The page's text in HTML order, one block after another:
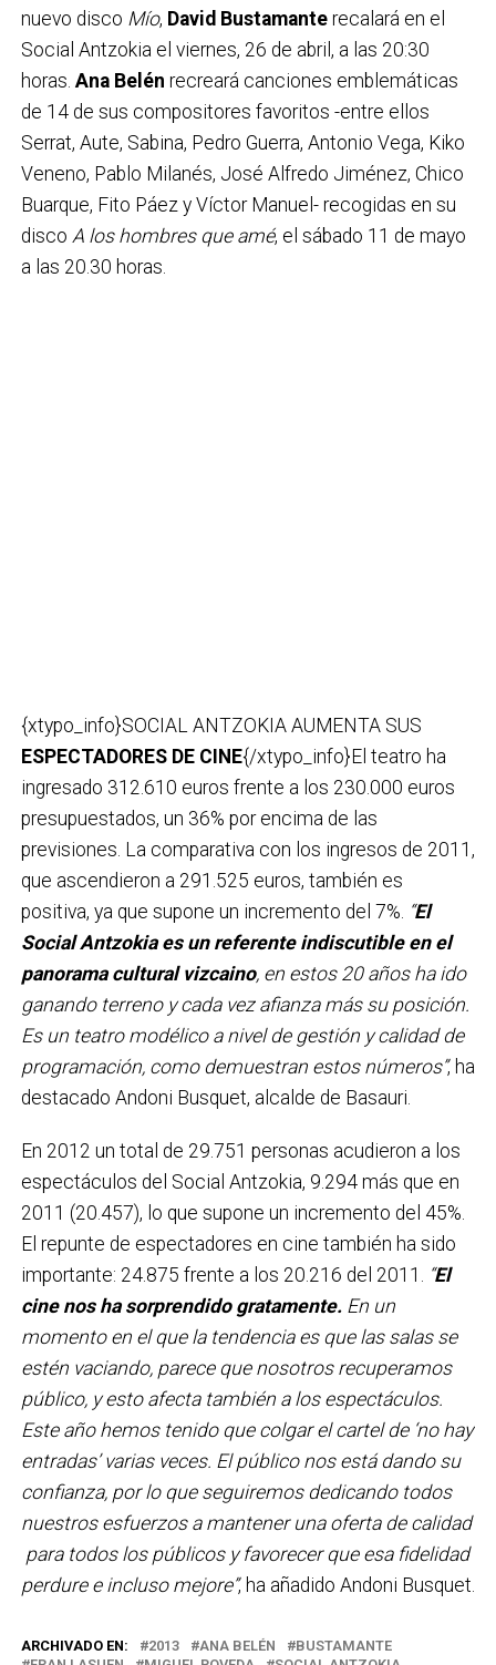
nuevo disco Mío, David Bustamanterecalará en el
Social Antzokia el viernes, 26 de abril, a las 20:30
horas. Ana Belén recreará canciones emblemáticas
de 14 de sus compositores favoritos -entre ellos
Serrat, Aute, Sabina, Pedro Guerra, Antonio Vega, Kiko
Veneno, Pablo Milanés, José Alfredo Jiménez, Chico
Buarque, Fito Páez y Víctor Manuel- recogidas en su
disco A los hombres que amé, el sábado 11 de mayo
a las 20.30 horas.
{xtypo_info}SOCIAL ANTZOKIA AUMENTA SUS
ESPECTADORES DE CINE{/xtypo_info}El teatro ha
ingresado 312.610 euros frente a los 230.000 euros
presupuestados, un 36% por encima de las
previsiones. La comparativa con los ingresos de 2011,
que ascendieron a 291.525 euros, también es
positiva, ya que supone un incremento del 7%. “El
Social Antzokia es un referente indiscutible en el
panorama cultural vizcaino, en estos 20 años ha ido
ganando terreno y cada vez afianza más su posición.
Es un teatro modélico a nivel de gestión y calidad de
programación, como demuestran estos números”, ha
destacado Andoni Busquet, alcalde de Basauri.
En 2012 un total de 29.751 personas acudieron a los
espectáculos del Social Antzokia, 9.294 más que en
2011 (20.457), lo que supone un incremento del 45%.
El repunte de espectadores en cine también ha sido
importante: 24.875 frente a los 20.216 del 2011.
“El
cine nos ha sorprendido gratamente.En un
momento en el que la tendencia es que las salas se
estén vaciando, parece que nosotros recuperamos
público, y esto afecta también a los espectáculos.
Este año hemos tenido que colgar el cartel de ‘no hay
entradas’ varias veces. El público nos está dando su
confianza, por lo que seguiremos dedicando todos
nuestros esfuerzos a mantener una oferta de calidad
para todos los públicos y favorecer que esa fidelidad
perdure e incluso mejore”, ha añadido Andoni Busquet.
ARCHIVADO EN: 2013 ANA BELÉN
BUSTAMANTE